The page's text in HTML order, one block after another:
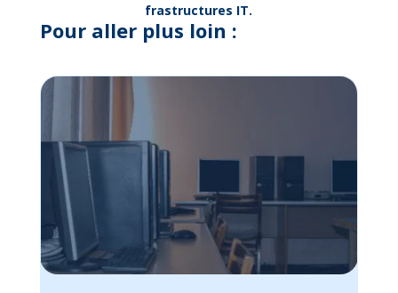
fra­struc­tures IT.
Pour al­ler plus loin :